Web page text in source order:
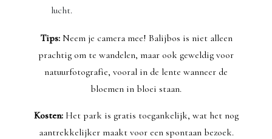
lucht.
Tips:Neem je camera mee! Balijbos is niet alleen
prachtig om te wandelen, maar ook geweldig voor
natuurfotografie, vooral in de lente wanneer de
bloemen in bloei staan.
Kosten:Het park is gratis toegankelijk, wat het nog
aantrekkelijker maakt voor een spontaan bezoek.